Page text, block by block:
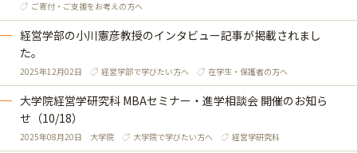
ご寄付・ご支援をお考えの方へ
経営学部の小川憲彦教授のインタビュー記事が掲載されまし
た。
2025年12月02日 経営学部で学びたい方へ 在学生・保護者の方へ
大学院経営学研究科 MBAセミナー・進学相談会 開催のお知ら
せ（10/18）
2025年08月20日 大学院 大学院で学びたい方へ 経営学研究科